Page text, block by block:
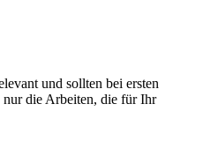
und sollten bei ersten
nur die Arbeiten, die für Ihr